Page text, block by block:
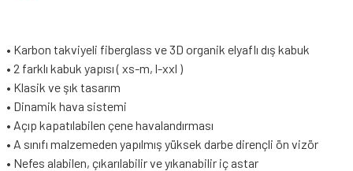
• Karbon takviyeli fiberglass ve 3D organik elyaflı dış kabuk
• 2 farklı kabuk yapısı ( xs-m, l-xxl )
• Klasik ve şık tasarım
• Dinamik hava sistemi
• Açıp kapatılabilen çene havalandırması
• A sınıfı malzemeden yapılmış yüksek darbe dirençli ön vizör
• Nefes alabilen, çıkarılabilir ve yıkanabilir iç astar